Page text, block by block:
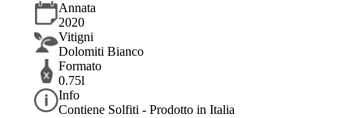
Annata
2020
Vitigni
Dolomiti Bianco
Formato
0.75l
Info
Contiene Solfiti - Prodotto in Italia